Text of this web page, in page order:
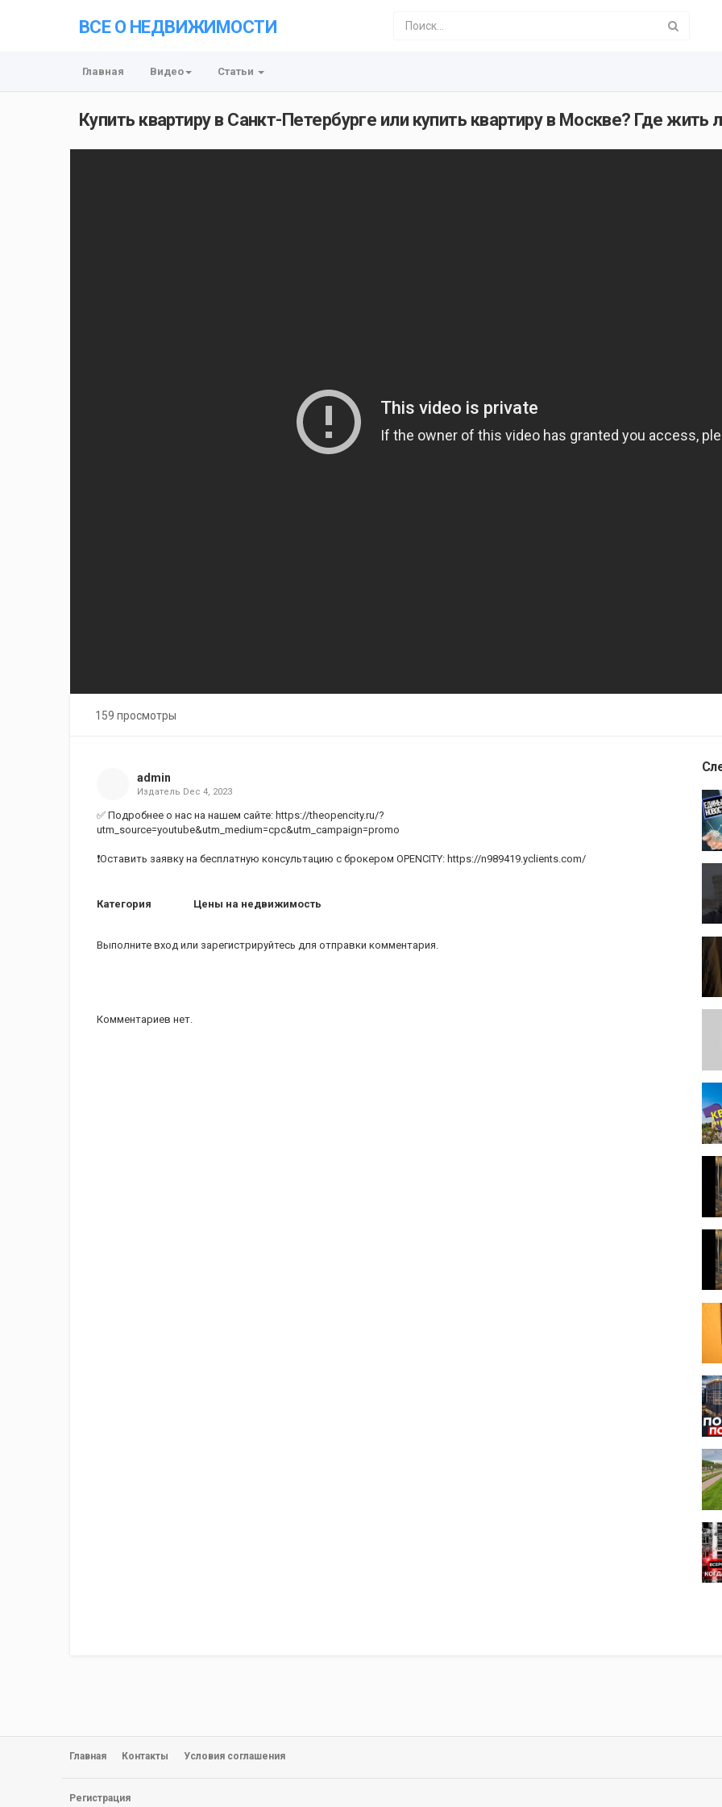
ВСЕ О НЕДВИЖИМОСТИ
Главная Видео Статьи
Купить квартиру в Санкт-Петербурге или купить квартиру в Москве? Где жить
159 просмотры
admin
Издатель Dec 4, 2023
✅ Подробнее о нас на нашем сайте: https://theopencity.ru/?
utm_source=youtube&utm_medium=cpc&utm_campaign=promo
❗️Оставить заявку на бесплатную консультацию с брокером OPENCITY: https://n989419.yclients.com/
Категория Цены на недвижимость
Выполните вход или зарегистрируйтесь для отправки комментария.
Комментариев нет.
Главная Контакты Условия соглашения
Регистрация